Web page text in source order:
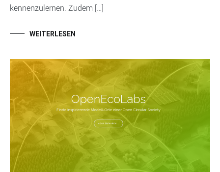
kennenzulernen. Zudem […]
WEITERLESEN